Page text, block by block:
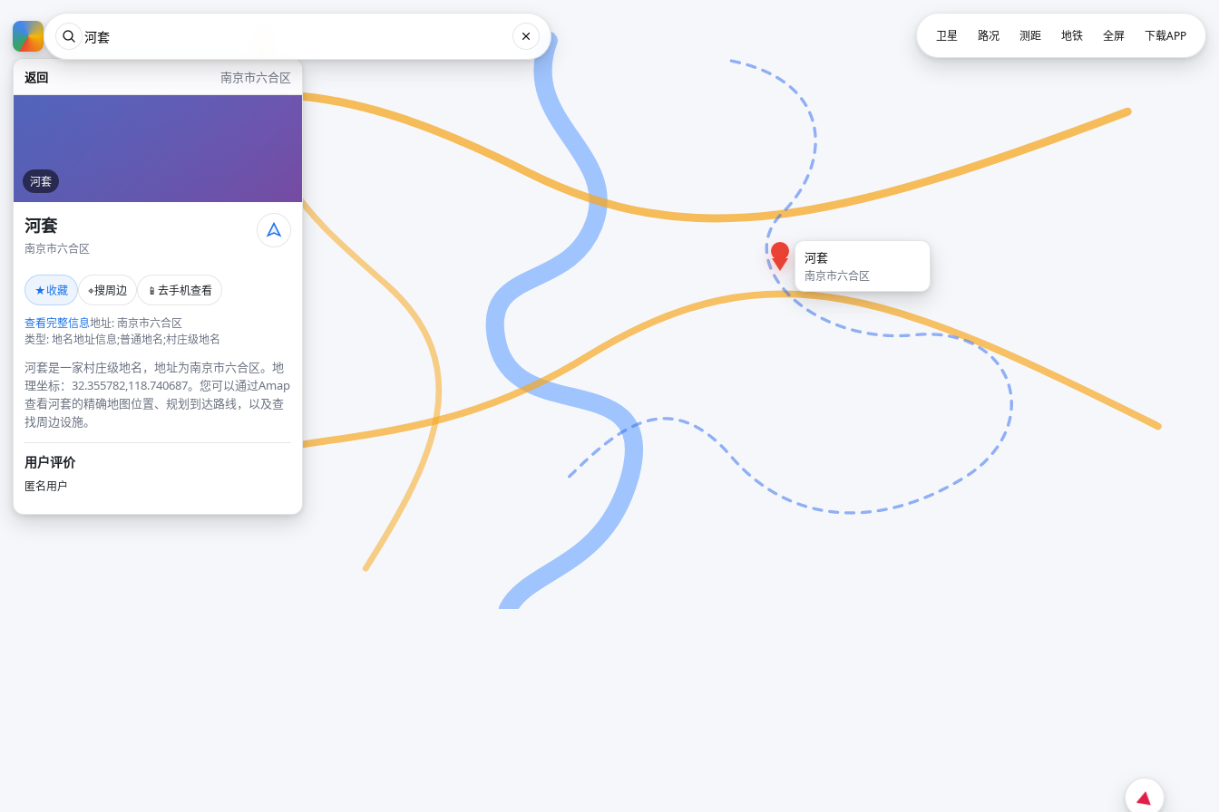
返回 南京市六合区
河套
河套
南京市六合区
★收藏 ⌖搜周边 📱 去手机查看
查看完整信息地址: 南京市六合区
类型: 地名地址信息;普通地名;村庄级地名
河套是一家村庄级地名，地址为南京市六合区。地
理坐标：32.355782,118.740687。您可以通过Amap
查看河套的精确地图位置、规划到达路线，以及查
找周边设施。
用户评价
匿名用户
河套
南京市六合区
卫星 路况 测距 地铁 全屏 下载APP